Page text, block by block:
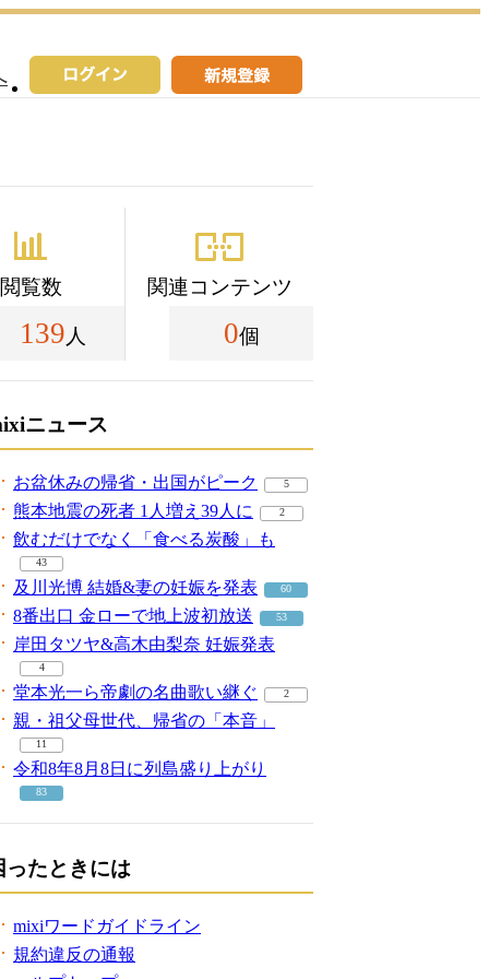
閲覧数
139 人
関連コンテンツ
0個
ニュース
お盆休みの帰省・出国がピーク 5
熊本地震の死者 1人増え39人に 2
飲むだけでなく「食べる炭酸」も
43
及川光博 結婚&妻の妊娠を発表 60
8番出口 金ローで地上波初放送 53
岸田タツヤ&高木由梨奈 妊娠発表
4
堂本光一ら帝劇の名曲歌い継ぐ 2
親・祖父母世代、帰省の「本音」
11
令和8年8月8日に列島盛り上がり
83
ったときには
mixiワードガイドライン
規約違反の通報